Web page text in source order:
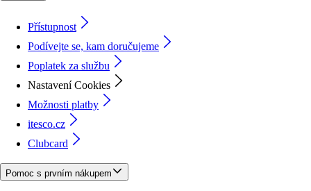
Přístupnost
Podívejte se, kam doručujeme
Poplatek za službu
Nastavení Cookies
Možnosti platby
itesco.cz
Clubcard
Pomoc s prvním nákupem